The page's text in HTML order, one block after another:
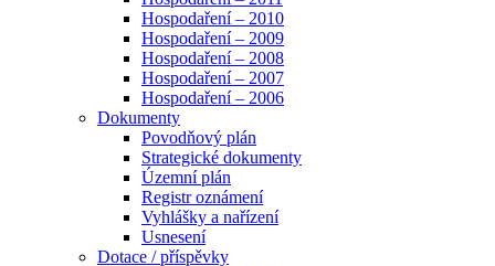
Hospodaření – 2010
Hospodaření – 2009
Hospodaření – 2008
Hospodaření – 2007
Hospodaření – 2006
Dokumenty
Povodňový plán
Strategické dokumenty
Územní plán
Registr oznámení
Vyhlášky a nařízení
Usnesení
Dotace / příspěvky